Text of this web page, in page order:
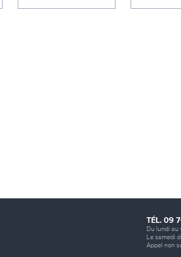
TÉL. 09
Du lundi au
Le samedi
Appel non